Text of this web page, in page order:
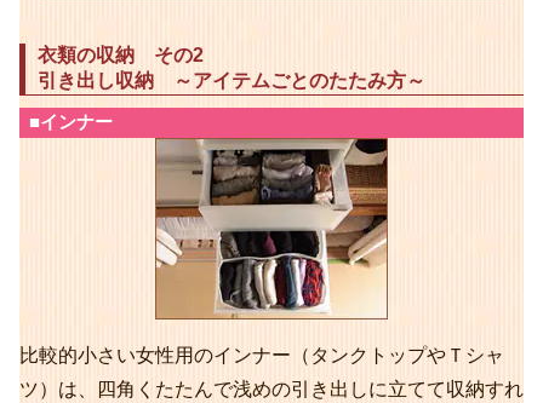
衣類の収納 その2
引き出し収納 ～アイテムごとのたたみ方～
■インナー
比較的小さい女性用のインナー（タンクトップやＴシャ
ツ）は、四角くたたんで浅めの引き出しに立てて収納すれ